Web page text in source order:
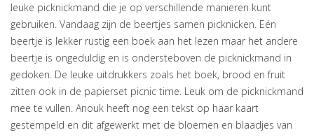
leuke picknickmand die je op verschillende manieren kunt
gebruiken. Vandaag zijn de beertjes samen picknicken. Eén
beertje is lekker rustig een boek aan het lezen maar het andere
beertje is ongeduldig en is ondersteboven de picknickmand in
gedoken. De leuke uitdrukkers zoals het boek, brood en fruit
zitten ook in de papierset picnic time. Leuk om de picknickmand
mee te vullen. Anouk heeft nog een tekst op haar kaart
gestempeld en dit afgewerkt met de bloemen en blaadjes van